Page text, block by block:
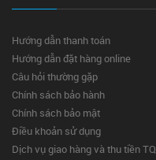
Hướng dẫn thanh toán
Hướng dẫn đặt hàng online
Câu hỏi thường gặp
Chính sách bảo hành
Chính sách bảo mật
Điều khoản sử dụng
Dịch vụ giao hàng và thu tiền TQ